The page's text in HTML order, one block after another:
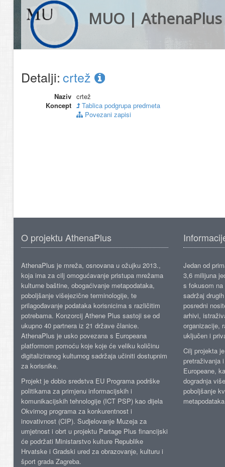
MUO | AthenaPlus
Detalji:crtež
Naziv crtež
Koncept
Tablica podgrupa predmeta
Povezani zapisi
O projektu AthenaPlus
AthenaPlus je mreža, osnovana u ožujku 2013.,
koja ima za cilj omogućavanje pristupa mrežama
kulturne baštine, obogaćivanje metapodataka,
poboljšanje višejezične terminologije, te
prilagođavanje podataka korisnicima s različitim
potrebama. Konzorcij Athene Plus sastoji se od
ukupno 40 partnera iz 21 države članice.
AthenaPlus je usko povezana s Europeana
platformom pomoću koje koje će veliku količinu
digitaliziranog kulturnog sadržaja učiniti dostupnim
za korisnike.
Projekt je dobio sredstva EU Programa podrške
politikama za primjenu informacijskih i
komunikacijskih tehnologije (ICT PSP) kao dijela
Okvirnog programa za konkurentnost i
inovativnost (CIP). Sudjelovanje Muzeja za
umjetnost i obrt u projektu Partage Plus financijski
će podržati Ministarstvo kulture Republike
Hrvatske i Gradski ured za obrazovanje, kulturu i
šport grada Zagreba.
Jedan od
3,6 milijuna
s fokusom
sadržaj
posredni
arhivi,
organizacije,
uključen i
Cilj projekta
pretraživanja
Europeane,
dogradnja
poboljšanje